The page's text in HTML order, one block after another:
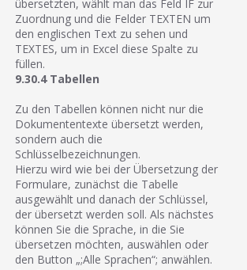
übersetzten, wählt man das Feld IF zur
Zuordnung und die Felder TEXTEN um
den englischen Text zu sehen und
TEXTES, um in Excel diese Spalte zu
füllen.
9.30.4 Tabellen
Zu den Tabellen können nicht nur die
Dokumententexte übersetzt werden,
sondern auch die
Schlüsselbezeichnungen.
Hierzu wird wie bei der Übersetzung der
Formulare, zunächst die Tabelle
ausgewählt und danach der Schlüssel,
der übersetzt werden soll. Als nächstes
können Sie die Sprache, in die Sie
übersetzen möchten, auswählen oder
den Button „;Alle Sprachen“; anwählen.